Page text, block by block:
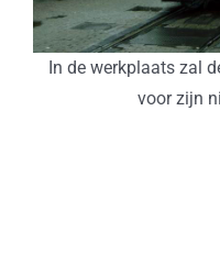
In de werkplaats zal
voor zijn